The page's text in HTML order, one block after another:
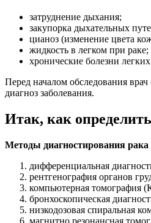
затруднение дыхания;
закупорка дыхательных
цианоз (изменение цвета
жидкость в легком при раке;
хронические болезни
Перед началом обследования
диагноз заболевания.
Итак, как
Методы диагностирования рака
дифференциальная
рентгенография органов
компьютерная томография
бронхоскопическая
низкодозовая спиральная